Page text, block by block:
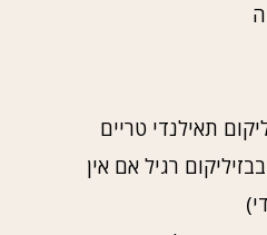
תאילנדי טריים
רגיל אם אין